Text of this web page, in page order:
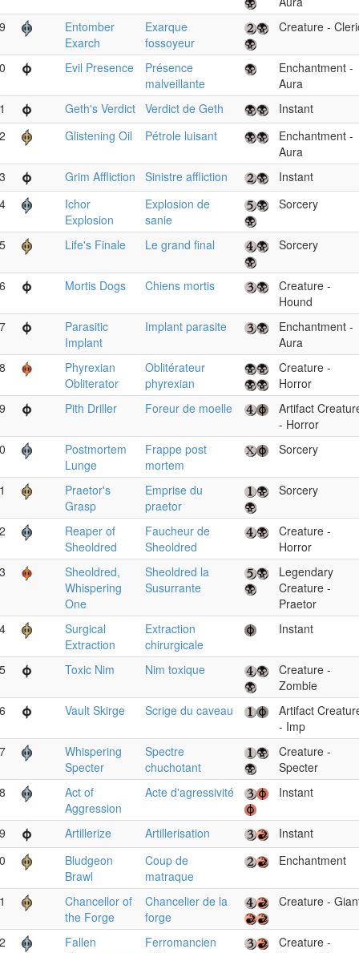
Entomber
Exarch
Exarque
fossoyeur
Creature -
Evil Presence
Présence
malveillante
Enchantment -
Aura
Geth's Verdict Verdict de Geth
Instant
Glistening Oil Pétrole luisant
Enchantment -
Aura
Grim Affliction Sinistre affliction
Instant
Ichor
Explosion
Explosion de
sanie
Sorcery
Life's Finale Le grand final Sorcery
Mortis Dogs Chiens mortis
Creature -
Hound
Parasitic
Implant
Implant parasite
Enchantment -
Aura
Phyrexian
Obliterator
Oblitérateur
phyrexian
Creature -
Horror
Pith Driller Foreur de moelle
Artifact
- Horror
Postmortem
Lunge
Frappe post
mortem
Sorcery
Praetor's
Grasp
Emprise du
praetor
Sorcery
Reaper of
Sheoldred
Faucheur de
Sheoldred
Creature -
Horror
Sheoldred,
Whispering
One
Sheoldred la
Susurrante
Legendary
Creature -
Praetor
Surgical
Extraction
Extraction
chirurgicale
Instant
Toxic Nim Nim toxique
Creature -
Zombie
Vault Skirge Scrige du caveau
Artifact
- Imp
Whispering
Specter
Spectre
chuchotant
Creature -
Specter
Act of
Aggression
Acte d'agressivité Instant
Artillerize Artillerisation
Instant
Bludgeon
Brawl
Coup de
matraque
Enchantment
Chancellor of
the Forge
Chancelier de la
forge
Creature -
Fallen
Ferromancien
Creature -